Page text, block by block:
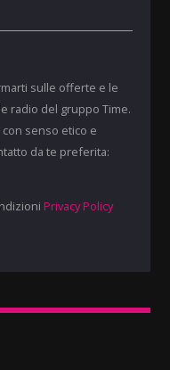
sulle offerte e le
radio del gruppo Time.
senso etico e
da te preferita:
Privacy Policy